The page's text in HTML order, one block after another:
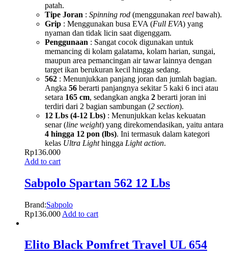
patah.
Tipe Joran : Spinning rod (menggunakan reel bawah).
Grip : Menggunakan busa EVA (Full EVA) yang
nyaman dan tidak licin saat digenggam.
Penggunaan : Sangat cocok digunakan untuk
memancing di kolam galatama, kolam harian, sungai,
maupun area pemancingan air tawar lainnya dengan
target ikan berukuran kecil hingga sedang.
562 : Menunjukkan panjang joran dan jumlah bagian.
Angka 56 berarti panjangnya sekitar 5 kaki 6 inci atau
setara 165 cm, sedangkan angka 2 berarti joran ini
terdiri dari 2 bagian sambungan (2 section).
12 Lbs (4-12 Lbs) : Menunjukkan kelas kekuatan
senar (line weight) yang direkomendasikan, yaitu antara
4 hingga 12 pon (lbs). Ini termasuk dalam kategori
kelas Ultra Lighthingga Light action.
Rp136.000
Add to cart
Sabpolo Spartan 562 12 Lbs
Brand:Sabpolo
Rp136.000 Add to cart
Elito Black Pomfret Travel UL 654